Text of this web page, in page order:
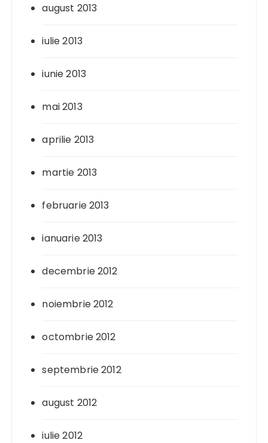
august 2013
iulie 2013
iunie 2013
mai 2013
aprilie 2013
martie 2013
februarie 2013
ianuarie 2013
decembrie 2012
noiembrie 2012
octombrie 2012
septembrie 2012
august 2012
iulie 2012